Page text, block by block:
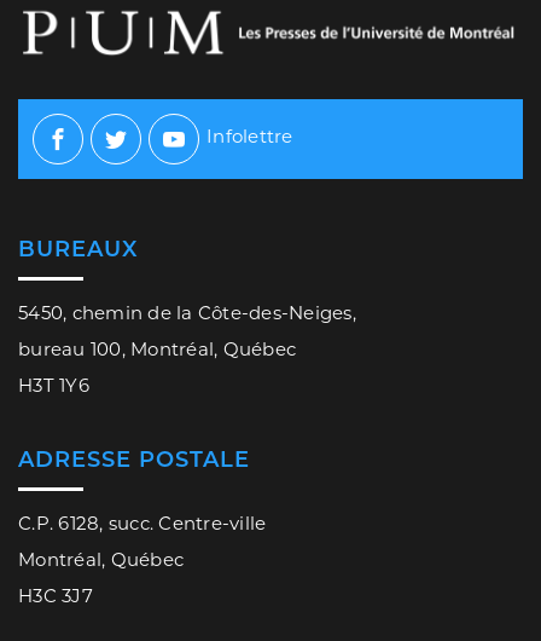
Facebook
TwitterYoutube
Infolettre
BUREAUX
5450, chemin de la Côte-des-Neiges,
bureau 100, Montréal, Québec
H3T 1Y6
ADRESSE POSTALE
C.P. 6128, succ. Centre-ville
Montréal, Québec
H3C 3J7